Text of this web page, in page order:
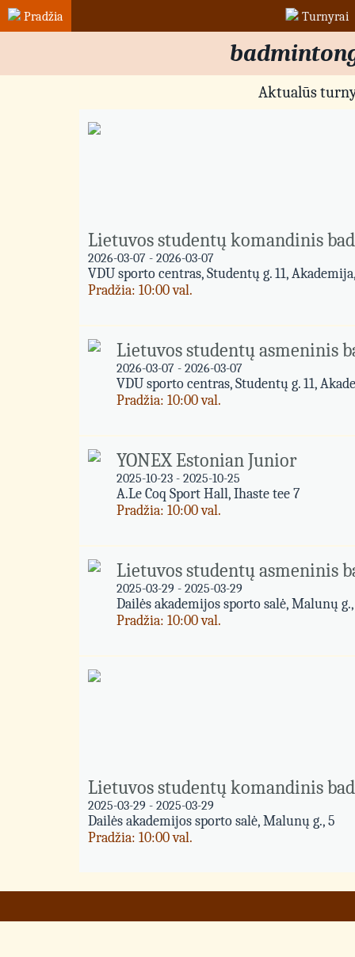
Pradžia Turnyrai
Aktualūs
Lietuvos studentų komandinis
2026-03-07 - 2026-03-07
VDU sporto centras, Studentų g. 11,
Pradžia: 10:00 val.
Lietuvos studentų asmeninis
2026-03-07 - 2026-03-07
VDU sporto centras, Studentų g. 11,
Pradžia: 10:00 val.
YONEX Estonian Junior
2025-10-23 - 2025-10-25
A.Le Coq Sport Hall, Ihaste tee 7
Pradžia: 10:00 val.
Lietuvos studentų asmeninis
2025-03-29 - 2025-03-29
Dailės akademijos sporto salė, Malunų
Pradžia: 10:00 val.
Lietuvos studentų komandinis
2025-03-29 - 2025-03-29
Dailės akademijos sporto salė, Malunų g., 5
Pradžia: 10:00 val.